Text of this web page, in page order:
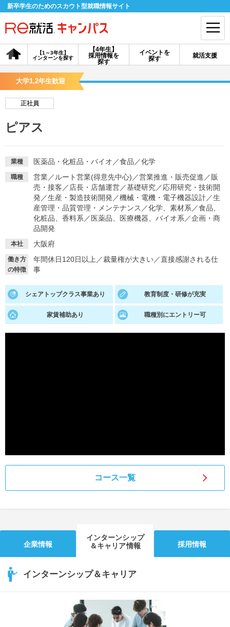
新卒学生のためのスカウト型就職情報サイト
【4年生】
採用情報を
探す
【1～3年生】
インターンを探す
イベントを
探す
就活支援
会員登録 ログイン
探す
イベントを探す スカウト お知らせ
就活ノウハウ・サポート
就活支援
就活ノウハウが満載！ お役立ち記事・相談室など
適職診断 就活チャンネル
就活ニュースペーパー よくある質問
大学1,2年生歓迎
正社員
ピアス
業種 医薬品・化粧品・バイオ ／食品 ／化学
職種 営業／ ルート営業(得意先中心) ／営業推進・販売促進 ／販
売・接客 ／ 店長・店舗運営／基礎研究／応用研究・技術開
発 ／生産・製造技術開発 ／機械・電機・電子機器設計／生
産管理・品質管理・メンテナンス ／化学、素材系 ／食品、
化粧品、香料系 ／ 医薬品、医療機器、バイオ系 ／企画・商
品開発
本社 大阪府
働き方
の特徴
年間休日120日以上 ／裁量権が大きい／直接感謝される仕
事
シェアトップクラス事業あり 教育制度・研修が充実
家賃補助あり 職種別にエントリー可
コース一覧
企業情報
インターンシップ
＆キャリア情報
採用情報
インターンシップ＆キャリア